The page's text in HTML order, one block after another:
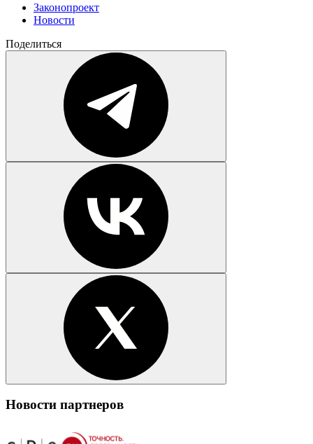
Законопроект
Новости
Поделиться
Новости партнеров